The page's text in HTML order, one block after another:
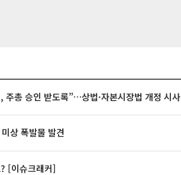
주총 승인 받도록”…상법·자본시장법 개정 시사
상 폭발물 발견
[이슈크래커]